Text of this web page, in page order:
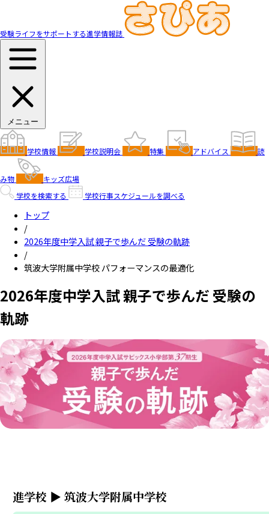
受験ライフをサポートする進学情報誌
メニュー
学校情報 学校説明会 特集 アドバイス 読
み物
キッズ広場
学校を検索する
学校行事スケジュールを調べる
トップ
/
2026年度中学入試 親子で歩んだ 受験の軌跡
/
筑波大学附属中学校 パフォーマンスの最適化
2026年度中学入試 親子で歩んだ 受験の
軌跡
進学校 ▶筑波大学附属中学校